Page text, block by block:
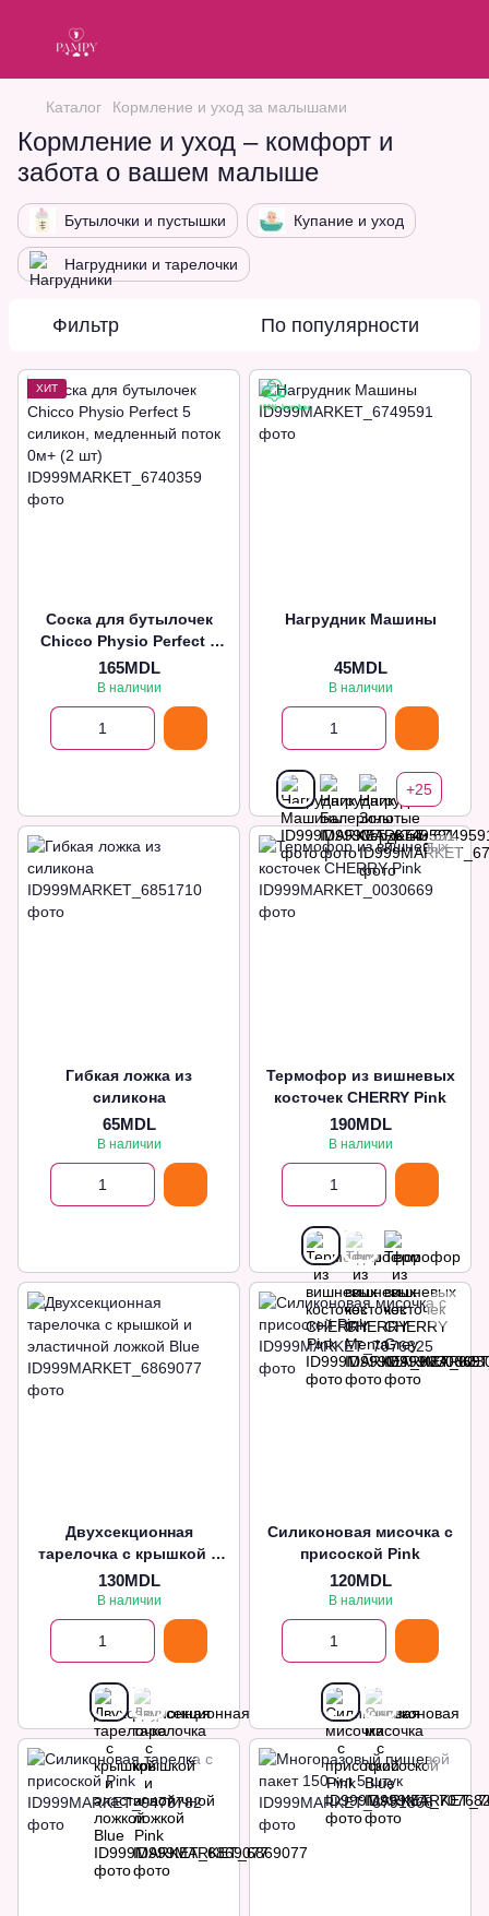
Каталог Кормление и уход за малышами
Кормление и уход – комфорт и
забота о вашем малыше
Бутылочки и пустышки Купание и уход
Нагрудники и тарелочки
Фильтр По популярности
ХИТ
Соска для бутылочек
Chicco Physio Perfect 5
силикон, медленный
поток 0м+ (2 шт)
165MDL
В наличии
Нагрудник Машины
45MDL
В наличии
+25
Гибкая ложка из
силикона
65MDL
В наличии
Термофор из вишневых
косточек CHERRY Pink
190MDL
В наличии
Двухсекционная
тарелочка с крышкой и
эластичной ложкой Blue
130MDL
В наличии
Силиконовая мисочка с
присоской Pink
120MDL
В наличии